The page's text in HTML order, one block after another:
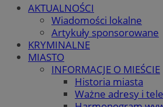
AKTUALNOŚCI
Wiadomości lokalne
Artykuły sponsorowane
KRYMINALNE
MIASTO
INFORMACJE O MIEŚCIE
Historia miasta
Ważne adresy i